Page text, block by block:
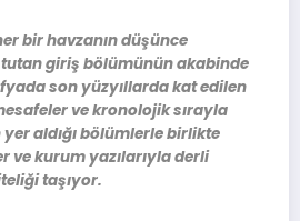
bir havzanın düşünce
giriş bölümünün akabinde
son yüzyıllarda kat edilen
ve kronolojik sırayla
aldığı bölümlerle birlikte
ve kurum yazılarıyla derli
taşıyor.